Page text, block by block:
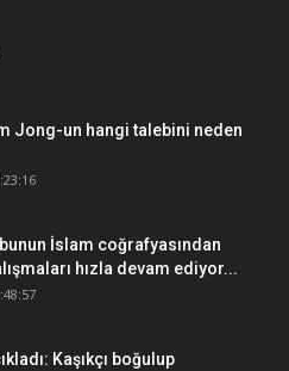
Jong-un hangi talebini neden
İslam coğrafyasından
hızla devam ediyor...
Kaşıkçı boğulup